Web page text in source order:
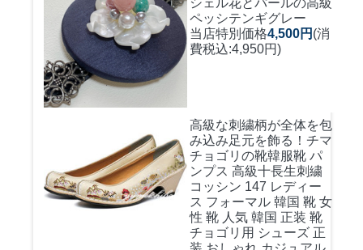
ペッシテンギグレー
当店特別価格4,500円 (消
費税込:4,950円)
高級な刺繍柄が全体を包
み込み足元を飾る！ チマ
チョゴリの靴韓服靴 パ
ンプス 高級十長生刺繍
コッシン 147 レディー
ス フォーマル 韓国 靴 女
性 靴 人気 韓国 正装 靴
チョゴリ用 シューズ 正